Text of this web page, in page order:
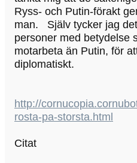
Ryss- och Putin-förakt
man. Själv tycker jag
personer med betydelse
motarbeta än Putin, för
diplomatiskt.
http://
rosta-pa-storsta.html
Citat